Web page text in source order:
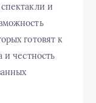
и
готовят к
и честность